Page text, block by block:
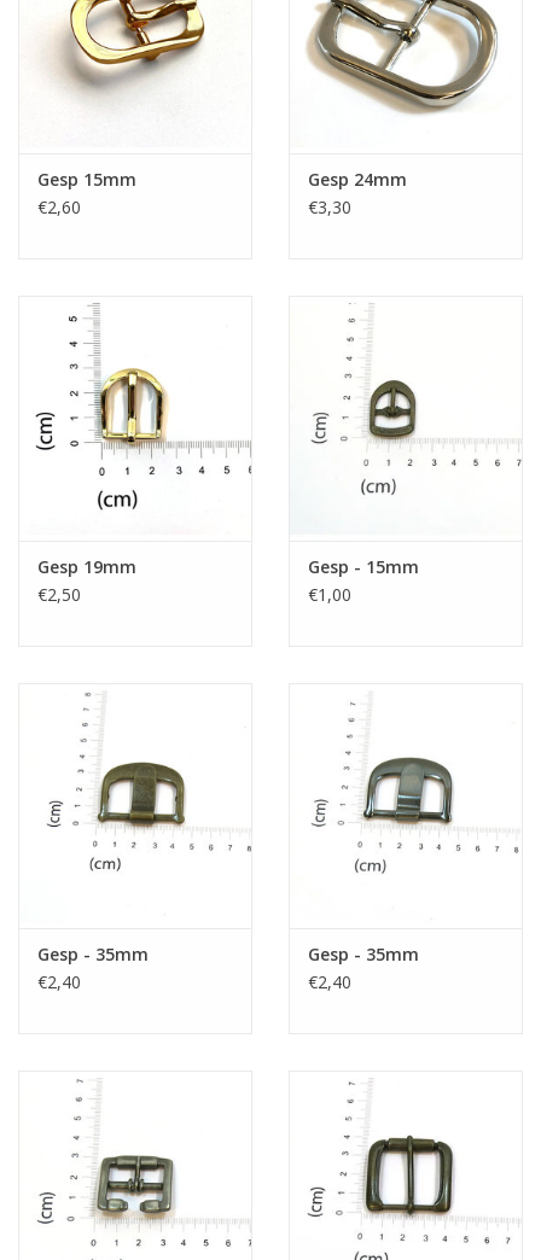
Gesp 15mm
€2,60
Gesp 24mm
€3,30
Gesp 19mm
€2,50
Gesp - 15mm
€1,00
Gesp - 35mm
€2,40
Gesp - 35mm
€2,40